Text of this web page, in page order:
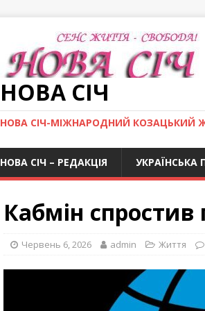
НОВА СІЧ
НОВА СІЧ-МІЖНАРОДНИЙ КОЗАЦЬКИЙ
НОВА СІЧ – РЕДАКЦІЯ УКРАЇНСЬКА
Кабмін
Червень 6, 2026 admin Життя